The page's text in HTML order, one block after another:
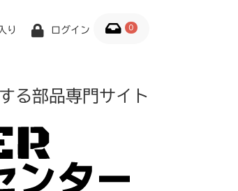
り ログイン 0
る部品専門サイト